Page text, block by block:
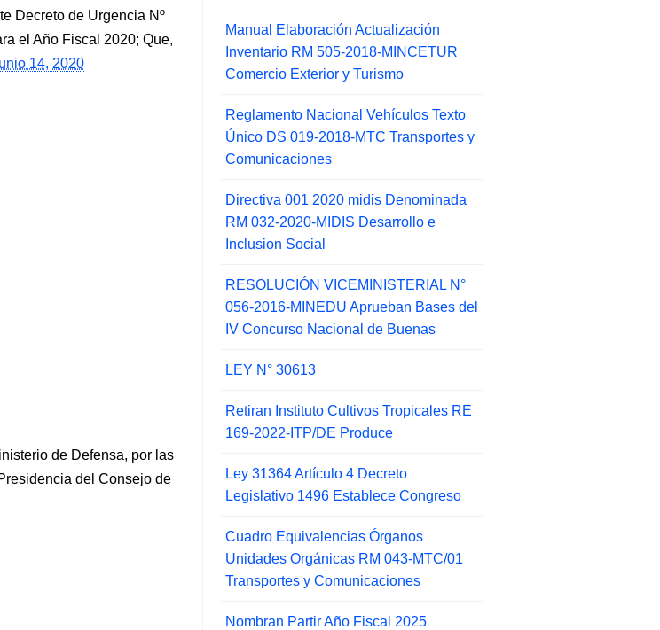
Decreto de Urgencia Nº
el Año Fiscal 2020; Que,
14, 2020
de Defensa, por las
del Consejo de
Manual Elaboración Actualización
Inventario RM 505-2018-MINCETUR
Comercio Exterior y Turismo
Reglamento Nacional Vehículos Texto
Único DS 019-2018-MTC Transportes y
Comunicaciones
Directiva 001 2020 midis Denominada
RM 032-2020-MIDIS Desarrollo e
Inclusion Social
RESOLUCIÓN VICEMINISTERIAL N°
056-2016-MINEDU Aprueban Bases del
IV Concurso Nacional de Buenas
LEY N° 30613
Retiran Instituto Cultivos Tropicales RE
169-2022-ITP/DE Produce
Ley 31364 Artículo 4 Decreto
Legislativo 1496 Establece Congreso
Cuadro Equivalencias Órganos
Unidades Orgánicas RM 043-MTC/01
Transportes y Comunicaciones
Nombran Partir Año Fiscal 2025